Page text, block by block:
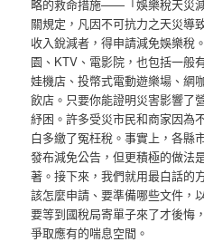
略的救命措施——「娛樂稅天災
關規定，凡因不可抗力之天災導
收入銳減者，得申請減免娛樂稅
園、KTV、電影院，也包括一般
娃機店、投幣式電動遊樂場、網
飲店。只要你能證明災害影響了
紓困。許多受災市民和商家因為
白多繳了冤枉稅。事實上，各縣
發布減免公告，但更積極的做法
著。接下來，我們就用最白話的
該怎麼申請、要準備哪些文件，
要等到國稅局寄單子來了才後悔
爭取應有的喘息空間。